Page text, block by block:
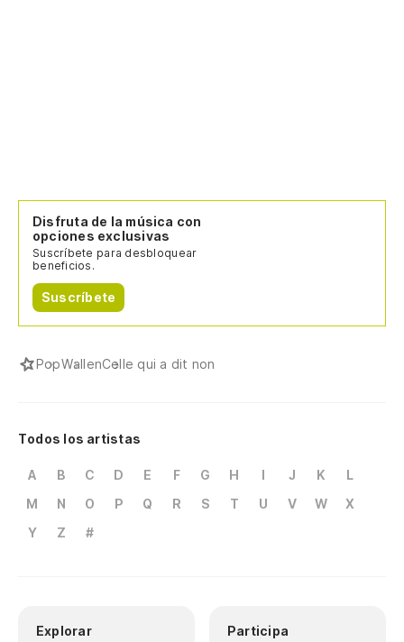
Disfruta de la música con
opciones exclusivas
Suscríbete para desbloquear
beneficios.
Suscríbete
PopWallenCelle qui a dit non
Todos los artistas
A B C D E F G H I J K
L
M
N O P Q R S T U V W
X
Y
Z #
Explorar Participa